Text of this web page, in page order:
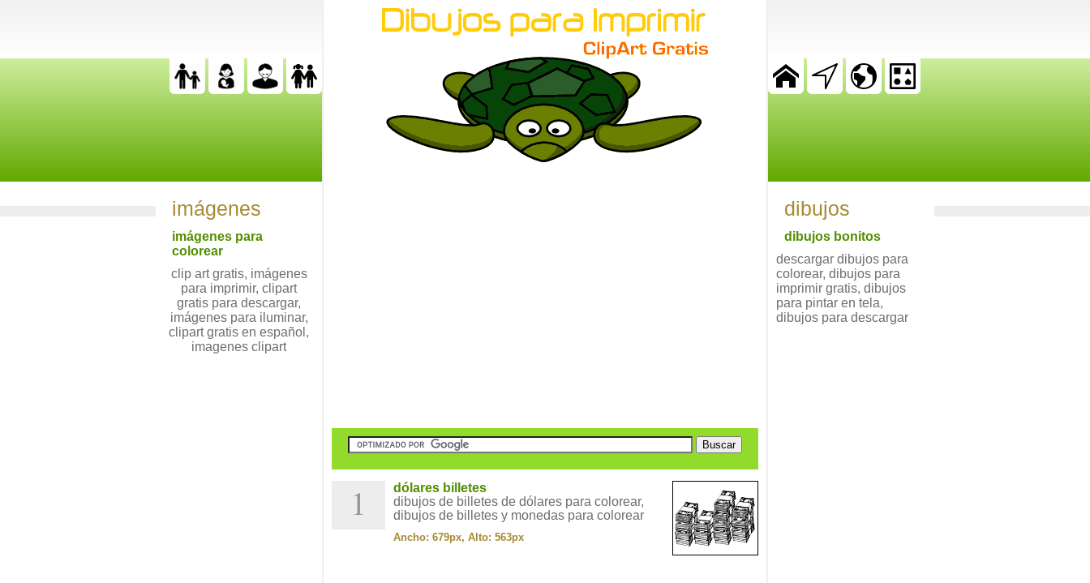
1
dólares billetes
dibujos de billetes de dólares para colorear,
dibujos de billetes y monedas para colorear
Ancho: 679px, Alto: 563px
imágenes
imágenes para
colorear
clip art gratis, imágenes
para imprimir, clipart
gratis para descargar,
imágenes para iluminar,
clipart gratis en español,
imagenes clipart
dibujos
dibujos bonitos
descargar dibujos para
colorear, dibujos para
imprimir gratis, dibujos
para pintar en tela,
dibujos para descargar